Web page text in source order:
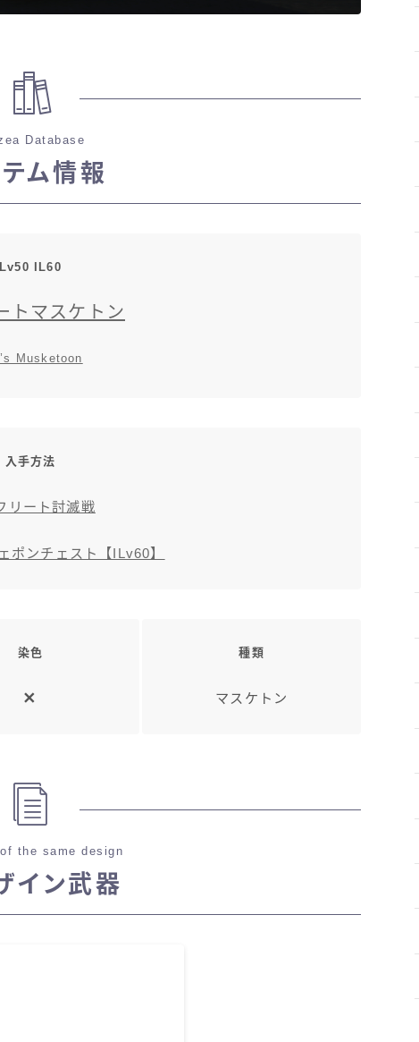
アジムステップ風デザイン
ショートパンツ
八分丈
Database
ム情報
Lv50 IL60
トマスケトン
Musketoon
入手方法
リート討滅戦
ポンチェスト【ILv60】
染色 種類
マスケトン
the same design
イン武器